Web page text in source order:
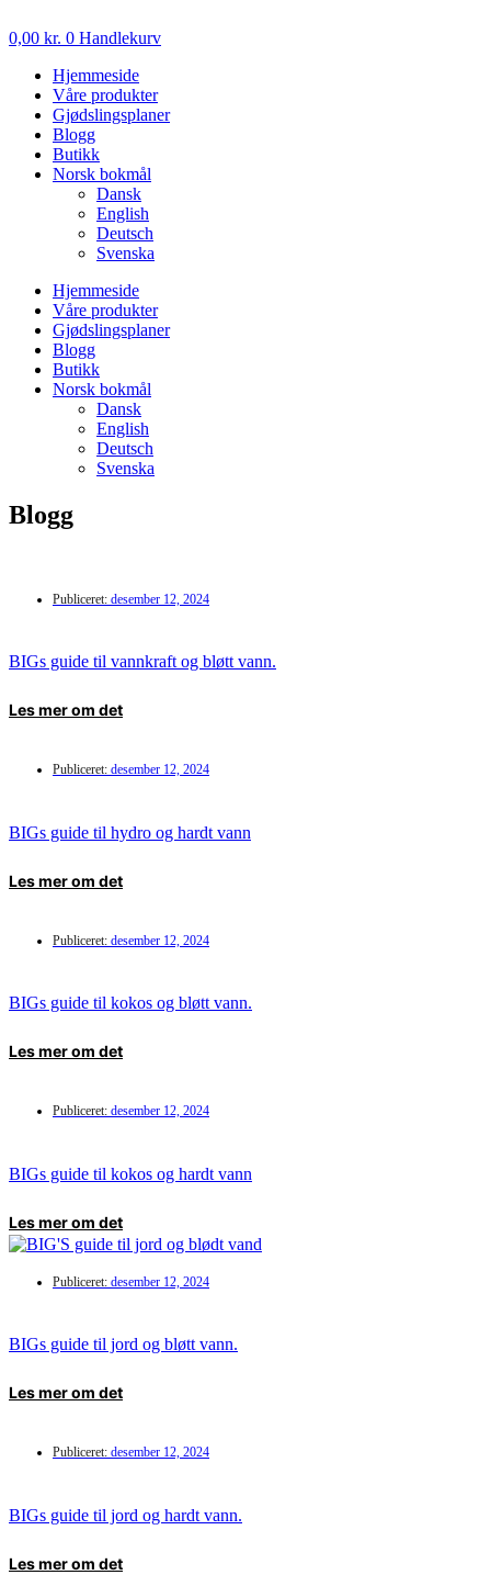
to
0,00 kr. 0 Handlekurv
Hjemmeside
Våre produkter
Gjødslingsplaner
Blogg
Butikk
Norsk bokmål
Dansk
English
Deutsch
Svenska
Hjemmeside
Våre produkter
Gjødslingsplaner
Blogg
Butikk
Norsk bokmål
Dansk
English
Deutsch
Svenska
Blogg
Publiceret: desember 12, 2024
BIGs guide til vannkraft og bløtt vann.
Les mer om det
Publiceret: desember 12, 2024
BIGs guide til hydro og hardt vann
Les mer om det
Publiceret: desember 12, 2024
BIGs guide til kokos og bløtt vann.
Les mer om det
Publiceret: desember 12, 2024
BIGs guide til kokos og hardt vann
Les mer om det
Publiceret: desember 12, 2024
BIGs guide til jord og bløtt vann.
Les mer om det
Publiceret: desember 12, 2024
BIGs guide til jord og hardt vann.
Les mer om det